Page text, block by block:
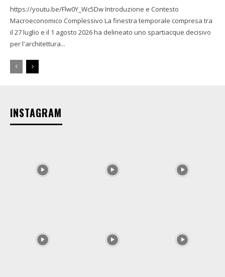
https://youtu.be/Flw0Y_Wc5Dw Introduzione e Contesto
Macroeconomico Complessivo La finestra temporale compresa tra
il 27 luglio e il 1 agosto 2026 ha delineato uno spartiacque decisivo
per l'architettura...
INSTAGRAM